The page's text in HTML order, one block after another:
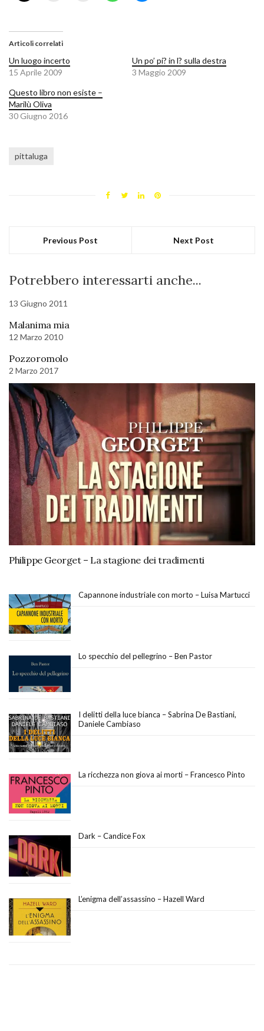
Articoli correlati
Un luogo incerto
15 Aprile 2009
Un po’ pi? in l? sulla destra
3 Maggio 2009
Questo libro non esiste –
Marilù Oliva
30 Giugno 2016
pittaluga
Previous Post Next Post
Potrebbero interessarti anche...
13 Giugno 2011
Malanima mia
12 Marzo 2010
Pozzoromolo
2 Marzo 2017
Philippe Georget – La stagione dei tradimenti
Capannone industriale con morto – Luisa Martucci
Lo specchio del pellegrino – Ben Pastor
I delitti della luce bianca – Sabrina De Bastiani,
Daniele Cambiaso
La ricchezza non giova ai morti – Francesco Pinto
Dark – Candice Fox
L’enigma dell’assassino – Hazell Ward